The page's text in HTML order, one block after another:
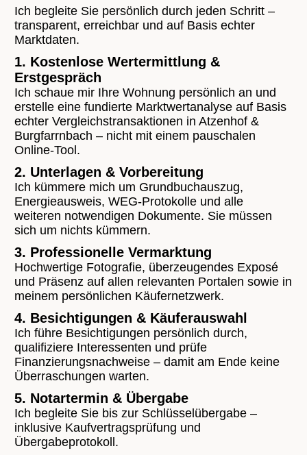
Ich begleite Sie persönlich durch jeden Schritt –
transparent, erreichbar und auf Basis echter
Marktdaten.
1. Kostenlose Wertermittlung &
Erstgespräch
Ich schaue mir Ihre Wohnung persönlich an und
erstelle eine fundierte Marktwertanalyse auf Basis
echter Vergleichstransaktionen in Atzenhof &
Burgfarrnbach – nicht mit einem pauschalen
Online-Tool.
2. Unterlagen & Vorbereitung
Ich kümmere mich um Grundbuchauszug,
Energieausweis, WEG-Protokolle und alle
weiteren notwendigen Dokumente. Sie müssen
sich um nichts kümmern.
3. Professionelle Vermarktung
Hochwertige Fotografie, überzeugendes Exposé
und Präsenz auf allen relevanten Portalen sowie in
meinem persönlichen Käufernetzwerk.
4. Besichtigungen & Käuferauswahl
Ich führe Besichtigungen persönlich durch,
qualifiziere Interessenten und prüfe
Finanzierungsnachweise – damit am Ende keine
Überraschungen warten.
5. Notartermin & Übergabe
Ich begleite Sie bis zur Schlüsselübergabe –
inklusive Kaufvertragsprüfung und
Übergabeprotokoll.